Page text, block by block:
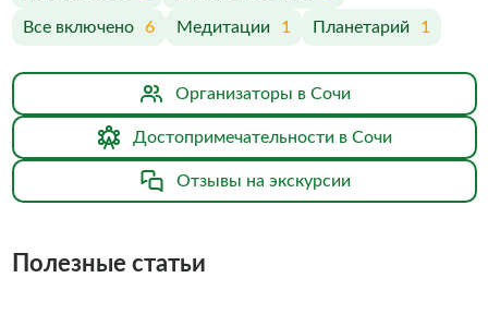
Все включено 6 Медитации 1 Планетарий 1
Организаторы в Сочи
Достопримечательности в Сочи
Отзывы на экскурсии
Полезные статьи